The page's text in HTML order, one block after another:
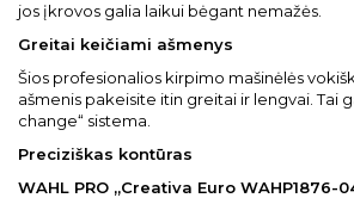
jos įkrovos galia laikui bėgant nemažės.
Greitai keičiami ašmenys
Šios profesionalios kirpimo mašinėlės
ašmenis pakeisite itin greitai ir lengvai. Tai
change“ sistema.
Preciziškas kontūras
WAHL PRO „Creativa Euro WAHP1876-